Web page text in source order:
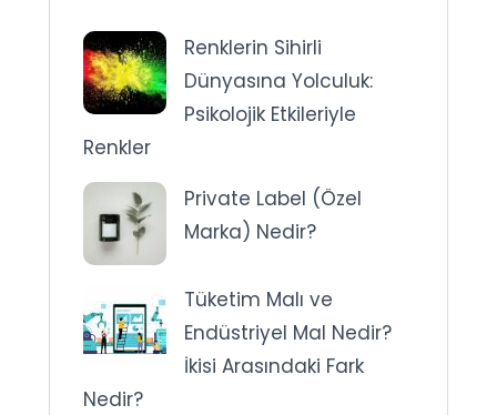
Renklerin Sihirli
Dünyasına Yolculuk:
Psikolojik Etkileriyle
Renkler
Private Label (Özel
Marka) Nedir?
Tüketim Malı ve
Endüstriyel Mal Nedir?
İkisi Arasındaki Fark
Nedir?